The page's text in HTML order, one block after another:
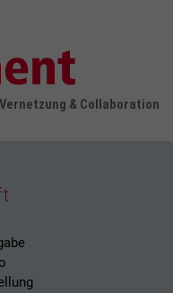
& Collaboration